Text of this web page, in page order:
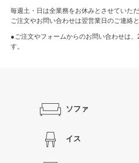
毎週土・日は全業務をお休みとさせていた
ご注文やお問い合わせは翌営業日のご連絡と
●ご注文やフォームからのお問い合わせは、
す。
ソファ
イス